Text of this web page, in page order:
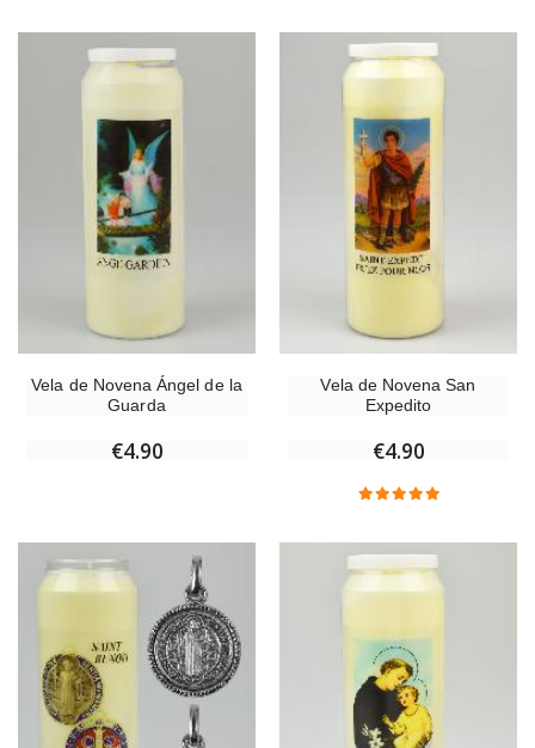
Vela de Novena Ángel de la
Guarda
€4.90
Vela de Novena San
Expedito
€4.90